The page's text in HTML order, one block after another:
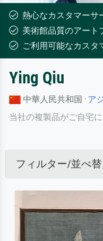
熱心なカスタマーサ
美術館品質のアート
ご利用可能なカスタ
Ying Qiu
中華人民共和国 · ア
当社の複製品がご自宅
フィルター/並べ替